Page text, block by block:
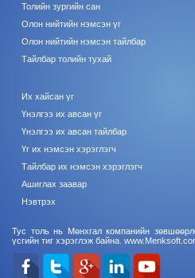
Толийн зургийн сан
Олон нийтийн нэмсэн үг
Олон нийтийн нэмсэн тайлбар
Тайлбар толийн тухай
Их хайсан үг
Үнэлгээ их авсан үг
Үнэлгээ их авсан тайлбар
Үг их нэмсэн хэрэглэгч
Тайлбар их нэмсэн хэрэглэгч
Ашиглах заавар
Нэвтрэх
Тус толь нь Мөнхгал компанийн
үсгийн тиг хэрэглэж байна.